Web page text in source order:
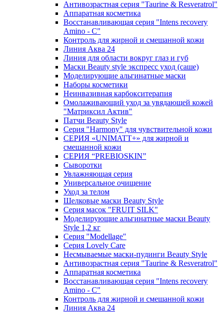
Антивозрастная серия "Taurine & Resveratrol"
Аппаратная косметика
Восстанавливающая серия "Intens recovery
Amino - C"
Контроль для жирной и смешанной кожи
Линия Аква 24
Линия для области вокруг глаз и губ
Маски Beauty style экспресс уход (саше)
Моделирующие альгинатные маски
Наборы косметики
Неинвазивная карбокситерапия
Омолаживающий уход за увядающей кожей
"Матриксил Актив"
Патчи Beauty Style
Серия "Harmony" для чувствительной кожи
СЕРИЯ «UNIMATT+» для жирной и
смешанной кожи
СЕРИЯ “PREBIOSKIN”
Сыворотки
Увлажняющая серия
Универсальное очищение
Уход за телом
Шелковые маски Beauty Style
Серия масок "FRUIT SILK"
Моделирующие альгинатные маски Beauty
Style 1,2 кг
Серия "Modellage"
Cерия Lovely Care
Несмываемые маски-пудинги Beauty Style
Антивозрастная серия "Taurine & Resveratrol"
Аппаратная косметика
Восстанавливающая серия "Intens recovery
Amino - C"
Контроль для жирной и смешанной кожи
Линия Аква 24